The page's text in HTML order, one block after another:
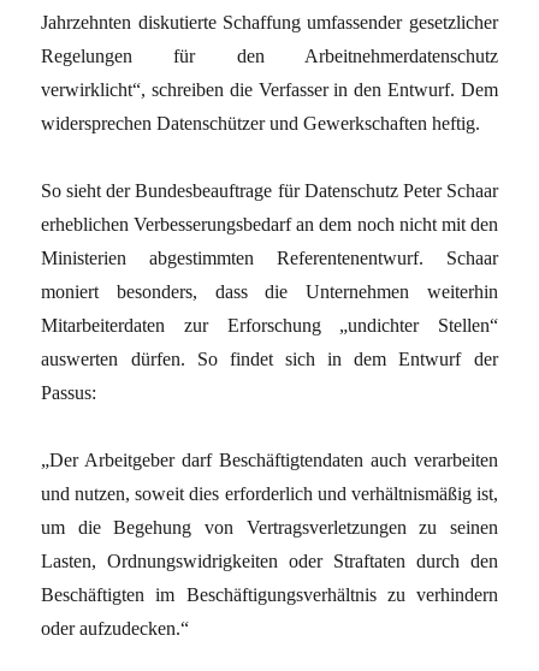
Jahrzehnten diskutierte Schaffung umfassender gesetzlicher
Regelungen für den Arbeitnehmerdatenschutz
verwirklicht“, schreiben die Verfasser in den Entwurf. Dem
widersprechen Datenschützer und Gewerkschaften heftig.
So sieht der Bundesbeauftrage für Datenschutz Peter Schaar
erheblichen Verbesserungsbedarf an dem noch nicht mit den
Ministerien abgestimmten Referentenentwurf. Schaar
moniert besonders, dass die Unternehmen weiterhin
Mitarbeiterdaten zur Erforschung „undichter Stellen“
auswerten dürfen. So findet sich in dem Entwurf der
Passus:
„Der Arbeitgeber darf Beschäftigtendaten auch verarbeiten
und nutzen, soweit dies erforderlich und verhältnismäßig ist,
um die Begehung von Vertragsverletzungen zu seinen
Lasten, Ordnungswidrigkeiten oder Straftaten durch den
Beschäftigten im Beschäftigungsverhältnis zu verhindern
oder aufzudecken.“